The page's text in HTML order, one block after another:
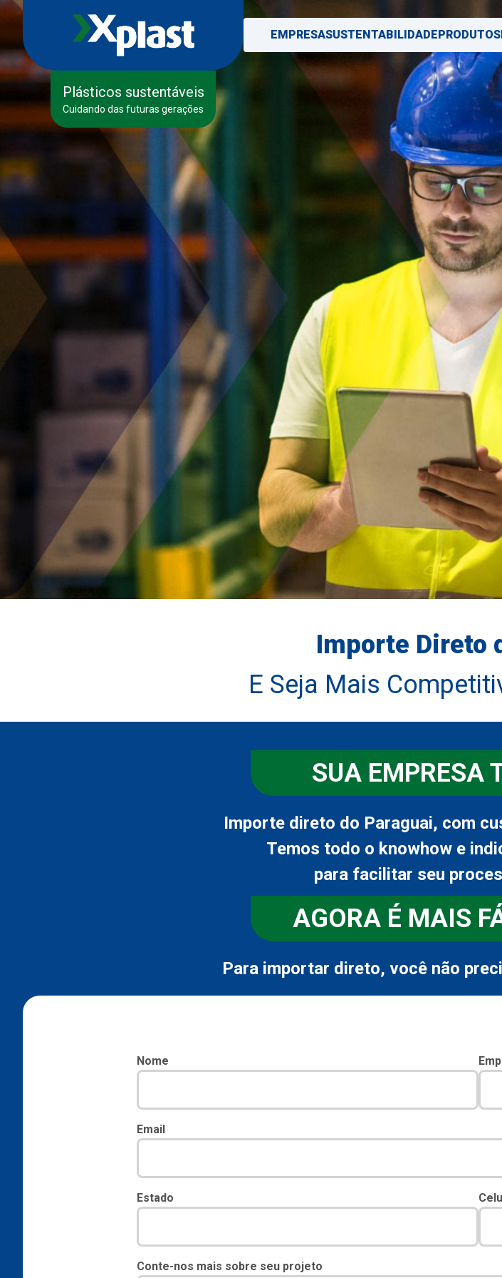
Plásticos sustentáveis
Cuidando das futuras gerações
EMPRESASUSTENTABILIDADE PRODUTOS
Importe Direto
E Seja Mais
SUA EMPRESA
Importe direto do Paraguai, com
Temos todo o knowhow e
para facilitar seu
AGORA É MAIS
Para importar direto, você não
Nome
Email
Estado
Conte-nos mais sobre seu projeto